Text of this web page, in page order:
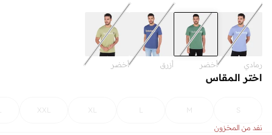
رمادي أخضر أزرق أخضر
اختر المقاس
S
M
L
XL
XXL
نفد من المخزون